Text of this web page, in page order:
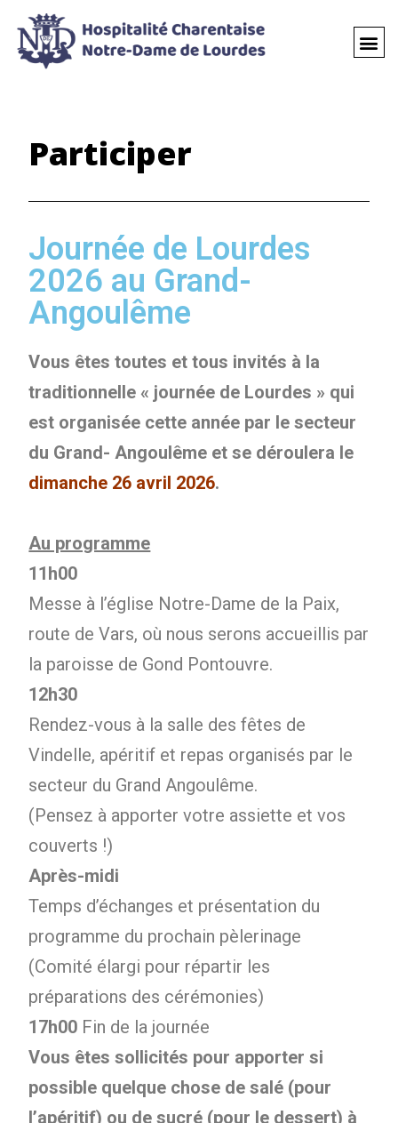
Participer
Journée de Lourdes
2026 au Grand-
Angoulême
Vous êtes toutes et tous invités à la
traditionnelle « journée de Lourdes » qui
est organisée cette année par le secteur
du Grand- Angoulême et se déroulera le
dimanche 26 avril 2026.
Au programme
11h00
Messe à l’église Notre-Dame de la Paix,
route de Vars, où nous serons accueillis par
la paroisse de Gond Pontouvre.
12h30
Rendez-vous à la salle des fêtes de
Vindelle, apéritif et repas organisés par le
secteur du Grand Angoulême.
(Pensez à apporter votre assiette et vos
couverts !)
Après-midi
Temps d’échanges et présentation du
programme du prochain pèlerinage
(Comité élargi pour répartir les
préparations des cérémonies)
17h00 Fin de la journée
Vous êtes sollicités pour apporter si
possible quelque chose de salé (pour
l’apéritif) ou de sucré (pour le dessert) à